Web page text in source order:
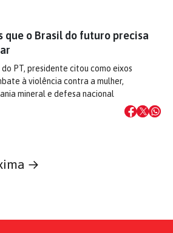
que o Brasil do futuro precisa
PT, presidente citou como eixos
à violência contra a mulher,
mineral e defesa nacional
→